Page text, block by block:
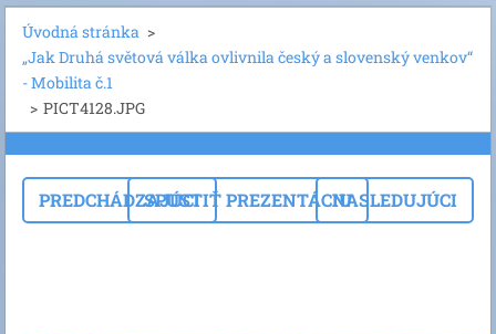
Úvodná stránka >
„Jak Druhá světová válka ovlivnila český a slovenský venkov“
- Mobilita č.1
> PICT4128.JPG
PREDCHÁDZAJÚCISPUSTIŤ PREZENTÁCIUNASLEDUJÚCI